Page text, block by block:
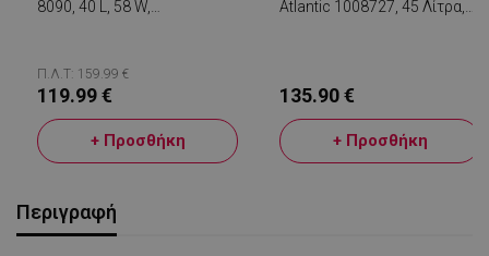
8090, 40 L, 58 W,
Π.Λ.Τ: 159.99 €
119.99 €
+ Προσθήκη
Atlantic 1008727, 45 Λίτρα,
135.90 €
+ Προσθήκη
Περιγραφή